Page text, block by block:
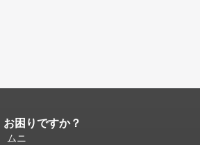
ページコンテンツの終わり。
ジの残りの部分はすべてのページで繰
お困りですか？
ムニ